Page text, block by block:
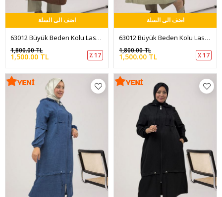
اضف الى السلة
63012 Büyük Beden Kolu Lastikli Kapüşonlu Melanj Keten Kap - Kahve
1,500.00 TL
1,800.00 TL
٪ 17
اضف الى السلة
63012 Büyük Beden Kolu Lastikli Kapüşonlu Melanj Keten Kap - Vizon
1,500.00 TL
1,800.00 TL
٪ 17